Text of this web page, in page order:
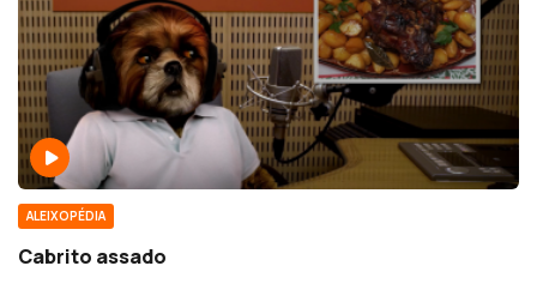
ALEIXOPÉDIA
Cabrito assado